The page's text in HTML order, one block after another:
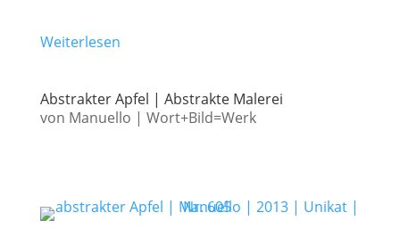
Weiterlesen
Abstrakter Apfel | Abstrakte Malerei
von Manuello | Wort+Bild=Werk